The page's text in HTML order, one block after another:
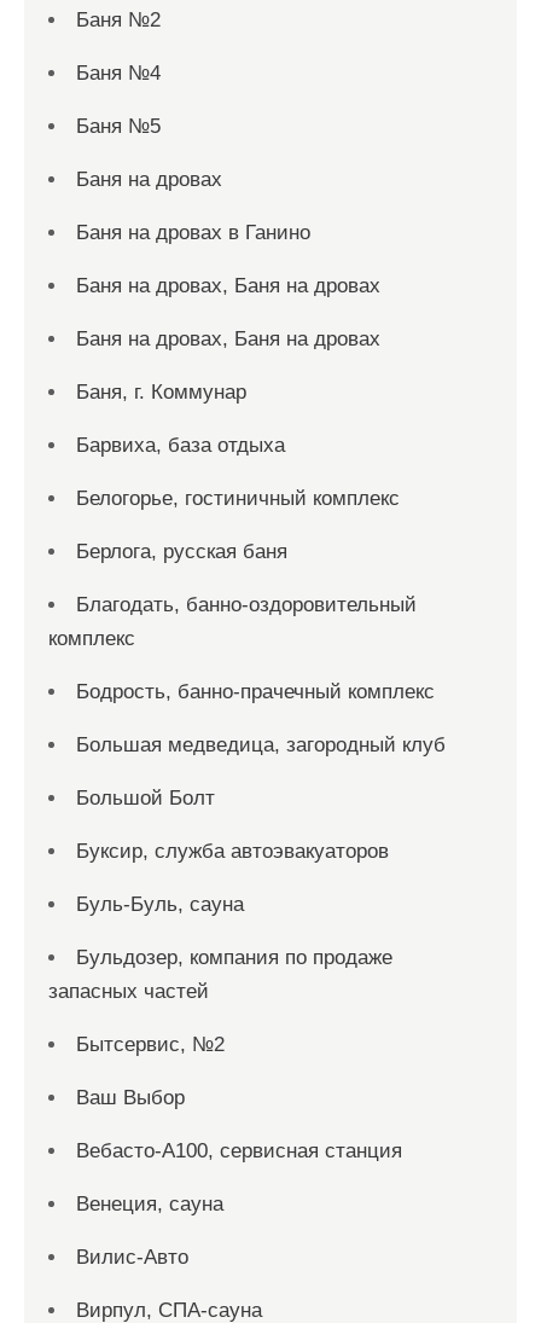
Баня №2
Баня №4
Баня №5
Баня на дровах
Баня на дровах в Ганино
Баня на дровах, Баня на дровах
Баня на дровах, Баня на дровах
Баня, г. Коммунар
Барвиха, база отдыха
Белогорье, гостиничный комплекс
Берлога, русская баня
Благодать, банно-оздоровительный
комплекс
Бодрость, банно-прачечный комплекс
Большая медведица, загородный клуб
Большой Болт
Буксир, служба автоэвакуаторов
Буль-Буль, сауна
Бульдозер, компания по продаже
запасных частей
Бытсервис, №2
Ваш Выбор
Вебасто-А100, сервисная станция
Венеция, сауна
Вилис-Авто
Вирпул, СПА-сауна